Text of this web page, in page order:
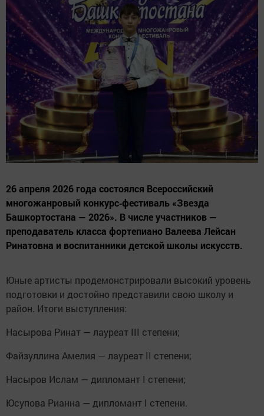
26 апреля 2026 года состоялся Всероссийский
многожанровый конкурс‑фестиваль «Звезда
Башкортостана — 2026». В числе участников —
преподаватель класса фортепиано Валеева Лейсан
Ринатовна и воспитанники детской школы искусств.
Юные артисты продемонстрировали высокий уровень
подготовки и достойно представили свою школу и
район. Итоги выступления:
Насырова Ринат — лауреат III степени;
Файзуллина Амелия — лауреат II степени;
Насыров Ислам — дипломант I степени;
Юсупова Рианна — дипломант I степени.